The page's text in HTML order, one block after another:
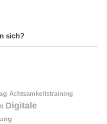
sich?
Achtsamkeitstraining
Digitale